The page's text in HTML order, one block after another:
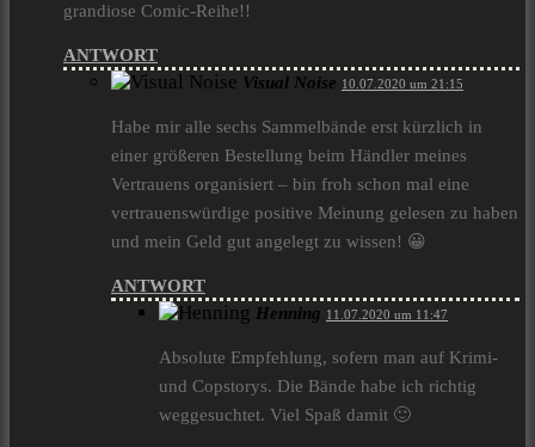
grandiose Comic-Reihe!!
ANTWORT
Visual Noise 10.07.2020 um 21:15
Habe mir alle sechs Sammelbände erst kürzlich in
einer größeren Bestellung beim Händler meines
Vertrauens organisiert – bin froh schon mal eine
vertrauenswürdige positive Meinung gelesen zu haben
und mein Geld gut angelegt zu wissen! 😀
ANTWORT
Henning 11.07.2020 um 11:47
Absolute Empfehlung, sofern man auf Krimi-
und Copstorys. Die Bände habe ich richtig
weggesuchtet. Viel Spaß damit 🙂